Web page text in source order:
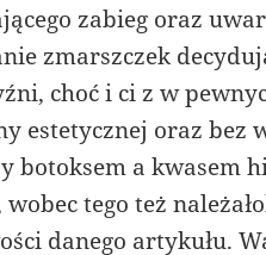
zabieg oraz
zmarszczek
choć i ci z w
estetycznej oraz bez
botoksem a kwasem
tego też
danego artykułu.